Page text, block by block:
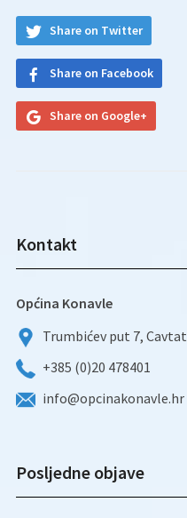
Share on Twitter
Share on Facebook
Share on Google+
Kontakt
Općina Konavle
Trumbićev put 7, Cavtat
+385 (0)20 478401
info@opcinakonavle.hr
Posljedne objave